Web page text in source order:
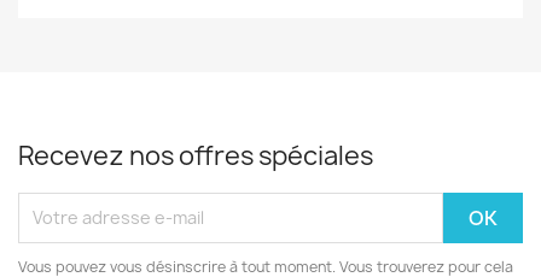
Recevez nos offres spéciales
Vous pouvez vous désinscrire à tout moment. Vous trouverez pour cela